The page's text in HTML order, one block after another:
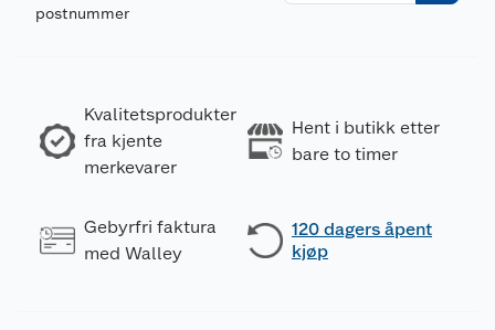
postnummer
Kvalitetsprodukter
fra kjente
merkevarer
Hent i butikk etter
bare to timer
Gebyrfri faktura
med Walley
120 dagers åpent
kjøp